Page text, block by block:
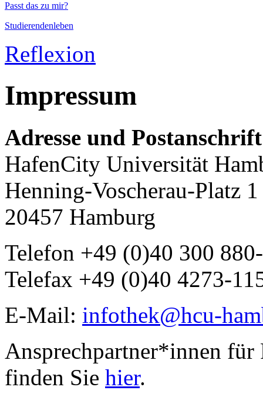
Passt das zu mir?
Studierendenleben
Reflexion
Impressum
Adresse und Postanschrift
HafenCity Universität
Henning-Voscherau-Platz 1
20457 Hamburg
Telefon +49 (0)40 300
Telefax +49 (0)40 4273-
E-Mail: infothek@hcu-
Ansprechpartner*innen für
finden Sie hier.